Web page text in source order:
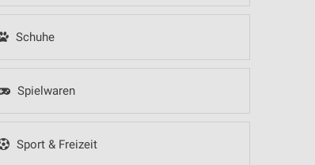
Schuhe
Spielwaren
Sport & Freizeit